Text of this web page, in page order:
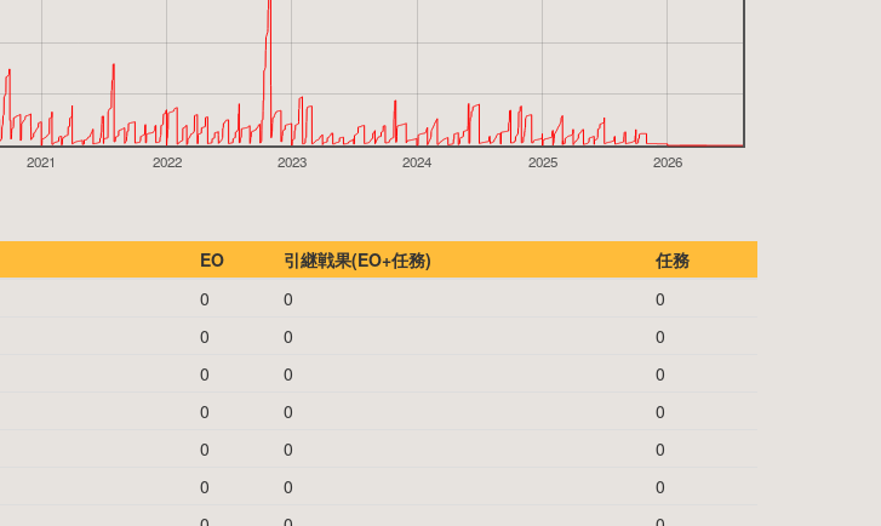
2021 2022 2023 2024 2025 2026
EO 引継戦果(EO+任務)
任務
0 0
0
0 0
0
0 0
0
0 0
0
0 0
0
0 0
0